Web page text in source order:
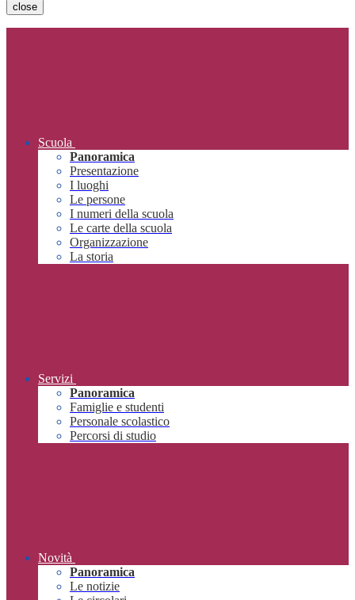
close
Scuola
Panoramica
Presentazione
I luoghi
Le persone
I numeri della scuola
Le carte della scuola
Organizzazione
La storia
Servizi
Panoramica
Famiglie e studenti
Personale scolastico
Percorsi di studio
Novità
Panoramica
Le notizie